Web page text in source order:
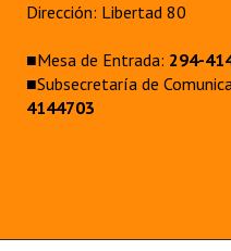
REFORMA DE LA CARTA
Dirección: Libertad 80
■Mesa de Entrada: 294-
■Subsecretaría de
4144703